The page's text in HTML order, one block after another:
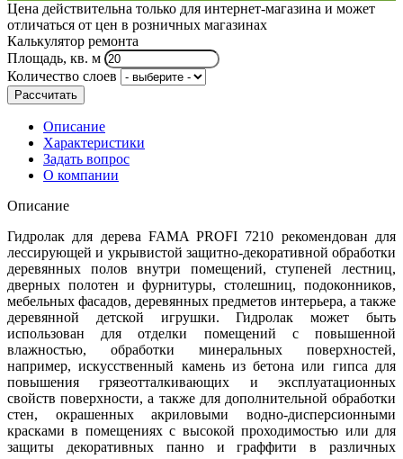
Цена действительна только для интернет-магазина и может
отличаться от цен в розничных магазинах
Калькулятор ремонта
Площадь, кв. м
Количество слоев
Рассчитать
Описание
Характеристики
Задать вопрос
О компании
Описание
Гидролак для дерева FAMA PROFI 7210 рекомендован для
лессирующей и укрывистой защитно-декоративной обработки
деревянных полов внутри помещений, ступеней лестниц,
дверных полотен и фурнитуры, столешниц, подоконников,
мебельных фасадов, деревянных предметов интерьера, а также
деревянной детской игрушки. Гидролак может быть
использован для отделки помещений с повышенной
влажностью, обработки минеральных поверхностей,
например, искусственный камень из бетона или гипса для
повышения грязеотталкивающих и эксплуатационных
свойств поверхности, а также для дополнительной обработки
стен, окрашенных акриловыми водно-дисперсионными
красками в помещениях с высокой проходимостью или для
защиты декоративных панно и граффити в различных